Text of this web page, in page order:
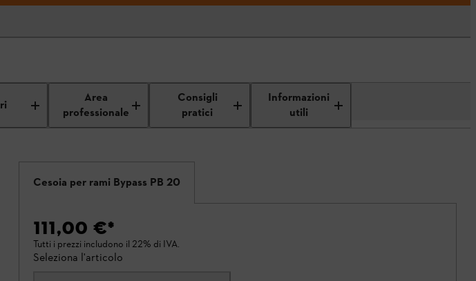
Area
professionale
Consigli
pratici
Informazioni
utili
Cesoia per rami Bypass PB 20
111,00 €*
Tutti i prezzi includono il 22% di IVA.
Seleziona l'articolo